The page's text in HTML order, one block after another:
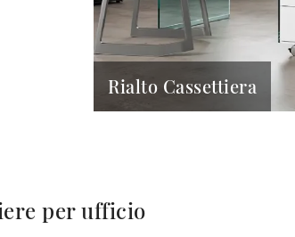
Rialto Cassettiera
per ufficio